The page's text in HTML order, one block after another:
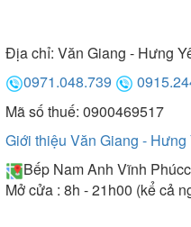
Địa chỉ: Văn Giang - Hưng
0971.048.739
Mã số thuế: 0900469517
Giới thiệu Văn Giang - Hưng
Bếp Nam Anh Vĩnh Phúc
Mở cửa : 8h - 21h00 (kể cả